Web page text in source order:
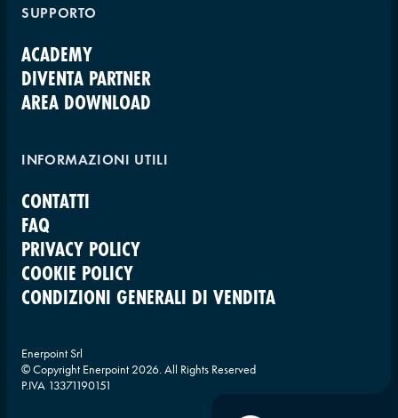
SUPPORTO
ACADEMY
DIVENTA PARTNER
AREA DOWNLOAD
INFORMAZIONI UTILI
CONTATTI
FAQ
PRIVACY POLICY
COOKIE POLICY
CONDIZIONI GENERALI DI VENDITA
Enerpoint Srl
© Copyright Enerpoint 2026. All Rights Reserved
P.IVA 13371190151